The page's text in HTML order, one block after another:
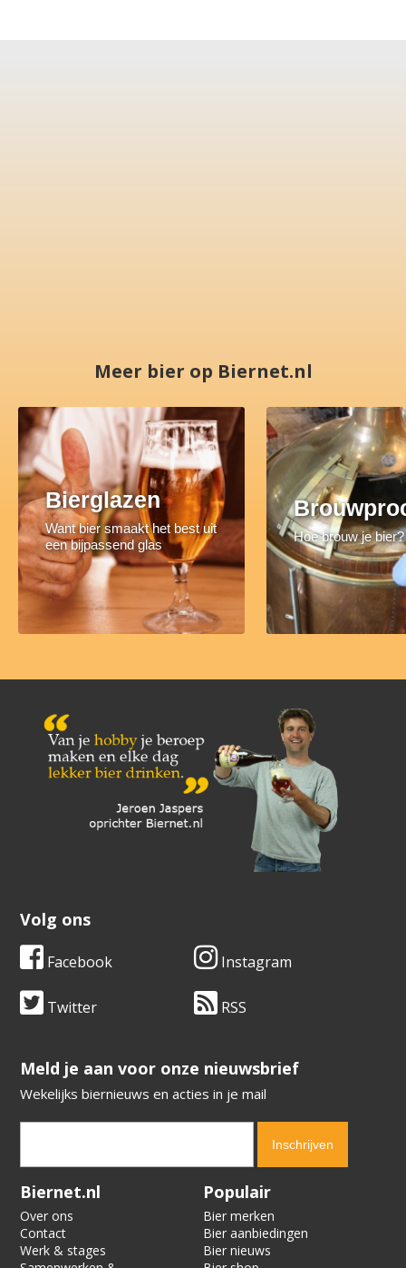
Meer bier op Biernet.nl
Bierglazen
Want bier smaakt het best uit
een bijpassend glas
Hoe brouw je bier?
Volg ons
Facebook Instagram
Twitter RSS
​​​​​​​Meld je aan voor onze nieuwsbrief
Wekelijks biernieuws en acties in je mail
Verification code:
Biernet.nl
Over ons
Contact
Werk & stages
Populair
Bier merken
Bier aanbiedingen
Bier nieuws